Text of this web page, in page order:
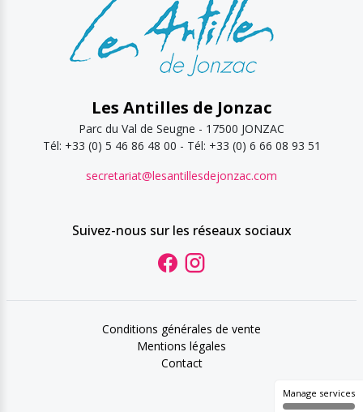
Les Antilles de Jonzac
Parc du Val de Seugne - 17500 JONZAC
Tél: +33 (0) 5 46 86 48 00 - Tél: +33 (0) 6 66 08 93 51
secretariat@lesantillesdejonzac.com
Suivez-nous sur les réseaux sociaux
Conditions générales de vente
Mentions légales
Contact
Manage services